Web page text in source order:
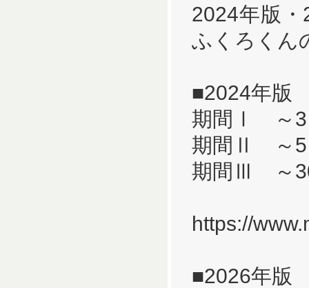
2024年版
ふくろくん
■2024年版
期間Ⅰ ～
期間Ⅱ ～
期間Ⅲ ～
https://
■2026年版